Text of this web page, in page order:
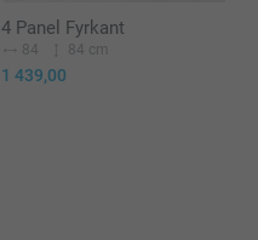
4 Panel Fyrkant
84 84 cm
1 439,00